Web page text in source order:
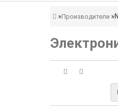
Производители